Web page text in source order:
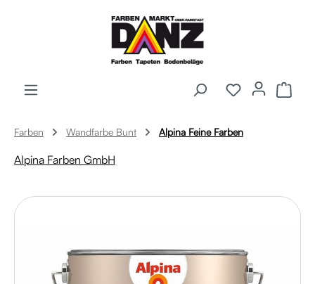
Zum Hauptinhalt springen
Farben Wandfarbe Bunt Alpina Feine Farben
Alpina Farben GmbH
Bildergalerie überspringen